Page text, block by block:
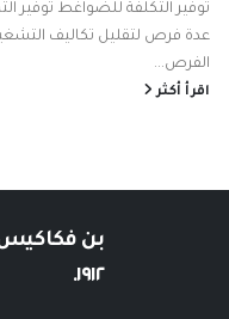
توفير التكلفة للضواغط توفير
عدة فرص لتقليل تكاليف
الفرص...
اقرأ أكثر
بن
١٩١٢.